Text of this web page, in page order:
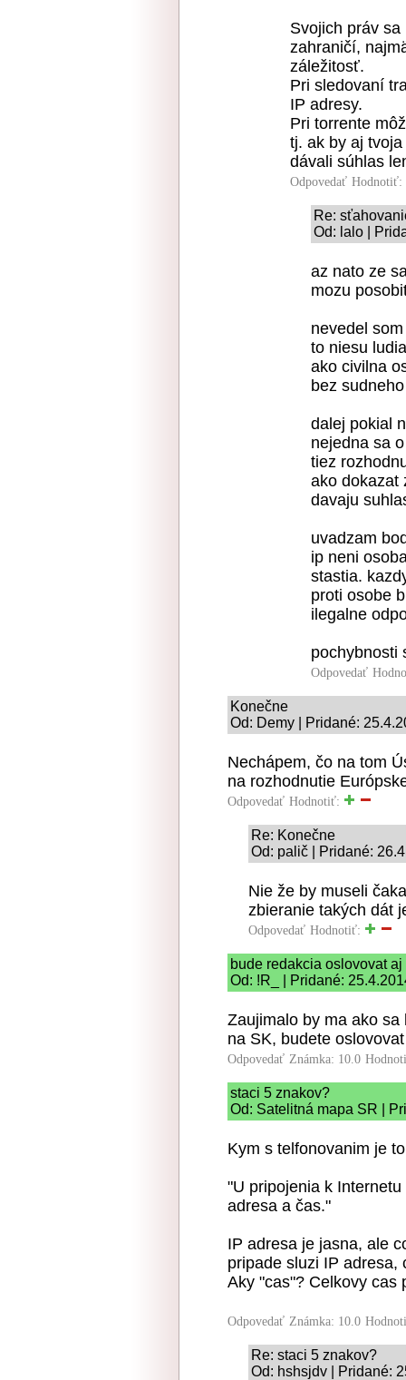
Svojich práv
zahraničí,
záležitosť.
Pri sledovaní
IP adresy.
Pri torrente
tj. ak by aj
dávali súhlas
Odpovedať Hodnotiť:
Re:
Od: lalo |
az nato ze
mozu
nevedel
to niesu
ako civilna
bez
dalej pokial
nejedna sa
tiez
ako dokazat
davaju
uvadzam
ip neni
stastia.
proti osobe
ilegalne
pochybnosti
Odpovedať
Konečne
Od: Demy | Pridané:
Nechápem, čo na tom
na rozhodnutie
Odpovedať Hodnotiť:
Re: Konečne
Od: palič | Pridané:
Nie že by museli
zbieranie takých dát
Odpovedať Hodnotiť:
bude redakcia oslovovat aj
Od: !R_ | Pridané:
Zaujimalo by ma ako
na SK, budete
Odpovedať Známka: 10.0
staci 5 znakov?
Od: Satelitná mapa SR |
Kym s telfonovanim je
"U pripojenia k
adresa a čas."
IP adresa je jasna, ale
pripade sluzi IP adresa,
Aky "cas"? Celkovy cas
Odpovedať Známka: 10.0
Re: staci 5 znakov?
Od: hshsjdv | Pridané: